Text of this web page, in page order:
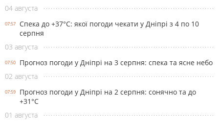
04 августа
07:57
Спека до +37°С: якої погоди чекати у Дніпрі з 4 по 10
серпня
03 августа
07:50
Прогноз погоди у Дніпрі на 3 серпня: спека та ясне небо
02 августа
07:59
Прогноз погоди у Дніпрі на 2 серпня: сонячно та до
+31°С
01 августа